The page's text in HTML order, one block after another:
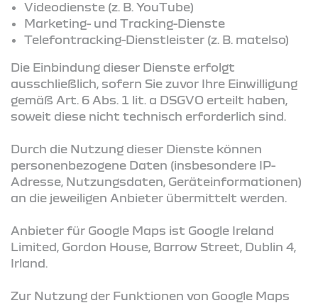
Videodienste (z. B. YouTube)
Marketing- und Tracking-Dienste
Telefontracking-Dienstleister (z. B. matelso)
Die Einbindung dieser Dienste erfolgt
ausschließlich, sofern Sie zuvor Ihre Einwilligung
gemäß Art. 6 Abs. 1 lit. a DSGVO erteilt haben,
soweit diese nicht technisch erforderlich sind.
Durch die Nutzung dieser Dienste können
personenbezogene Daten (insbesondere IP-
Adresse, Nutzungsdaten, Geräteinformationen)
an die jeweiligen Anbieter übermittelt werden.
Anbieter für Google Maps ist Google Ireland
Limited, Gordon House, Barrow Street, Dublin 4,
Irland.
Zur Nutzung der Funktionen von Google Maps